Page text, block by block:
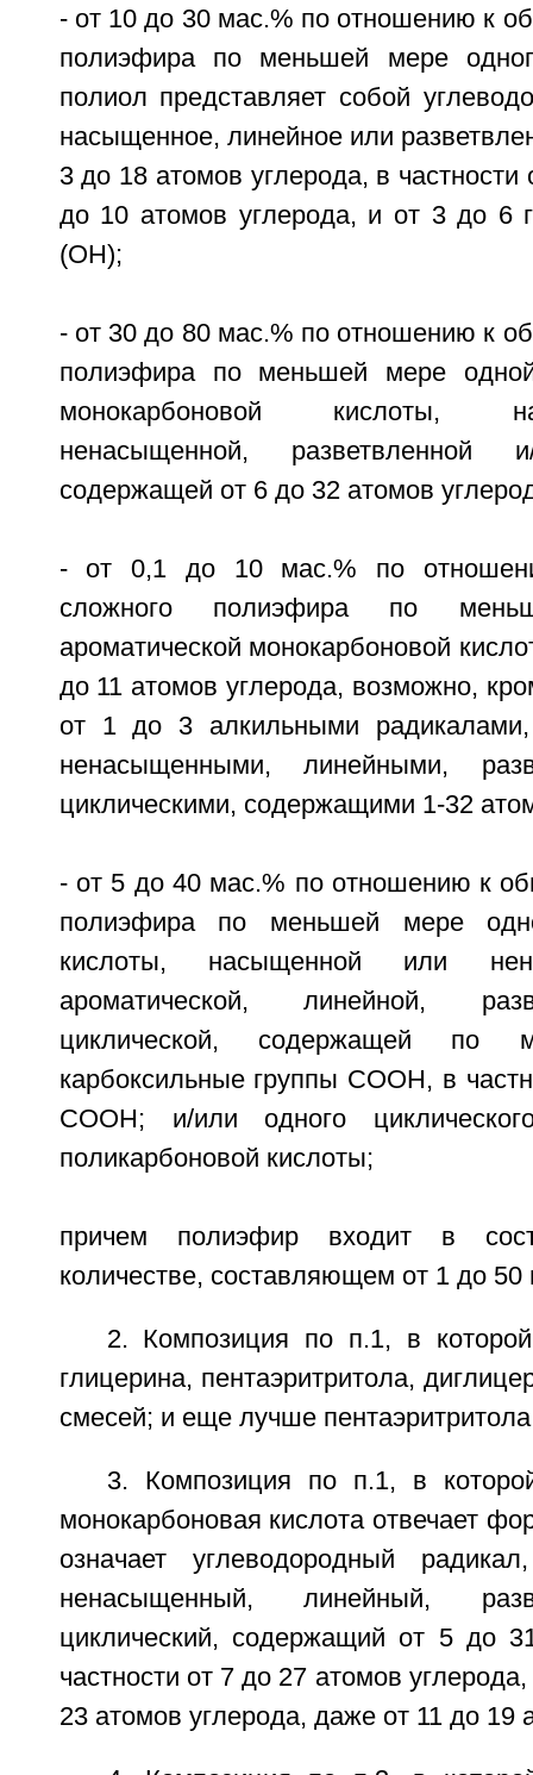
- от 10 до 30 мас.% по отношению к
полиэфира по меньшей мере
полиол представляет собой
насыщенное, линейное или
3 до 18 атомов углерода, в
до 10 атомов углерода, и от 3 до 6
(ОН);
- от 30 до 80 мас.% по отношению к
полиэфира по меньшей мере
монокарбоновой кислоты,
ненасыщенной, разветвленной
содержащей от 6 до 32 атомов
- от 0,1 до 10 мас.% по
сложного полиэфира по
ароматической монокарбоновой
до 11 атомов углерода, возможно,
от 1 до 3 алкильными
ненасыщенными, линейными,
циклическими, содержащими 1-32
- от 5 до 40 мас.% по отношению к
полиэфира по меньшей мере
кислоты, насыщенной или
ароматической, линейной,
циклической, содержащей
карбоксильные группы СООН, в
СООН; и/или одного
поликарбоновой кислоты;
причем полиэфир входит в
количестве, составляющем от 1 до 50
2. Композиция по п.1, в
глицерина, пентаэритритола,
смесей; и еще лучше
3. Композиция по п.1, в
монокарбоновая кислота отвечает
означает углеводородный
ненасыщенный, линейный,
циклический, содержащий от 5 до
частности от 7 до 27 атомов
23 атомов углерода, даже от 11 до 19